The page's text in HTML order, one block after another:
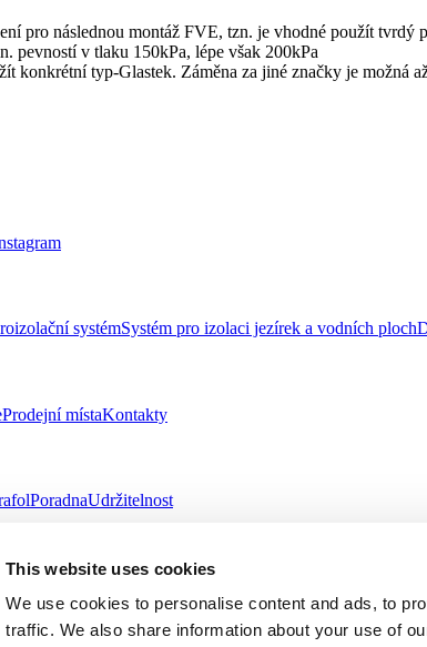
This website uses cookies
We use cookies to personalise content and ads, to
traffic. We also share information about your use of
pro následnou montáž FVE, tzn. je vhodné použít tvrdý
pevností v tlaku 150kPa, lépe však 200kPa
konkrétní typ-Glastek. Záměna za jiné značky je
systémSystém pro izolaci jezírek a vodních ploch
Prodejní místaKontakty
PoradnaUdržitelnost